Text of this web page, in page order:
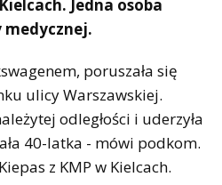
Jedna osoba
medycznej.
poruszała się
ulicy Warszawskiej.
odległości i uderzyła
40-latka - mówi podkom.
z KMP w Kielcach.